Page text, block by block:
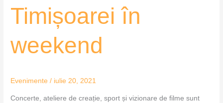
Timișoarei în
weekend
Evenimente / iulie 20, 2021
Concerte, ateliere de creație, sport și vizionare de filme sunt
străzile
Timișoarei
weekend